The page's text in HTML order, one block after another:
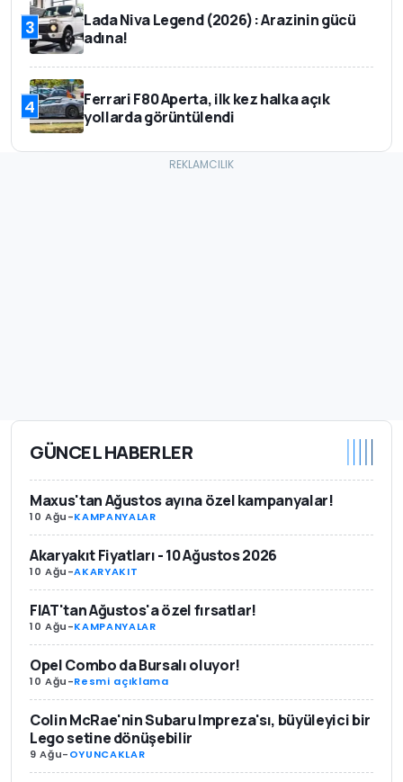
3
Lada Niva Legend (2026): Arazinin gücü
adına!
4
Ferrari F80 Aperta, ilk kez halka açık
yollarda görüntülendi
GÜNCEL HABERLER
Maxus'tan Ağustos ayına özel kampanyalar!
10 Ağu-KAMPANYALAR
Akaryakıt Fiyatları - 10 Ağustos 2026
10 Ağu-AKARYAKIT
FIAT'tan Ağustos'a özel fırsatlar!
10 Ağu-KAMPANYALAR
Opel Combo da Bursalı oluyor!
10 Ağu-Resmi açıklama
Colin McRae'nin Subaru Impreza'sı, büyüleyici bir
Lego setine dönüşebilir
9 Ağu-OYUNCAKLAR